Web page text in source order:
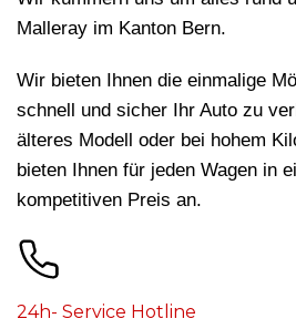
Malleray im Kanton Bern.
Wir bieten Ihnen die einmalige
schnell und sicher Ihr Auto zu
älteres Modell oder bei hohem
bieten Ihnen für jeden Wagen in
kompetitiven Preis an.
24h- Service Hotline